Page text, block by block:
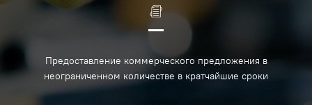
Предоставление коммерческого предложения в
неограниченном количестве в кратчайшие сроки